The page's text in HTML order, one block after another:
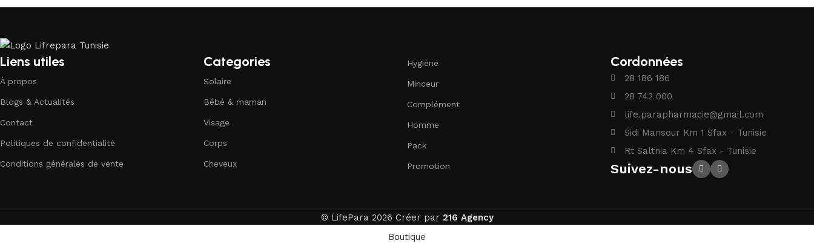
Liens utiles
À propos
Blogs & Actualités
Contact
Politiques de confidentialité
Conditions générales de vente
Categories
Solaire
Bébé & maman
Visage
Corps
Cheveux
Hygiène
Minceur
Complément
Homme
Pack
Promotion
Cordonnées
28 186 186
28 742 000
life.parapharmacie@gmail.com
Sidi Mansour Km 1 Sfax - Tunisie
Rt Saltnia Km 4 Sfax - Tunisie
Suivez-nous
© LifePara 2026 Créer par 216 Agency
Boutique